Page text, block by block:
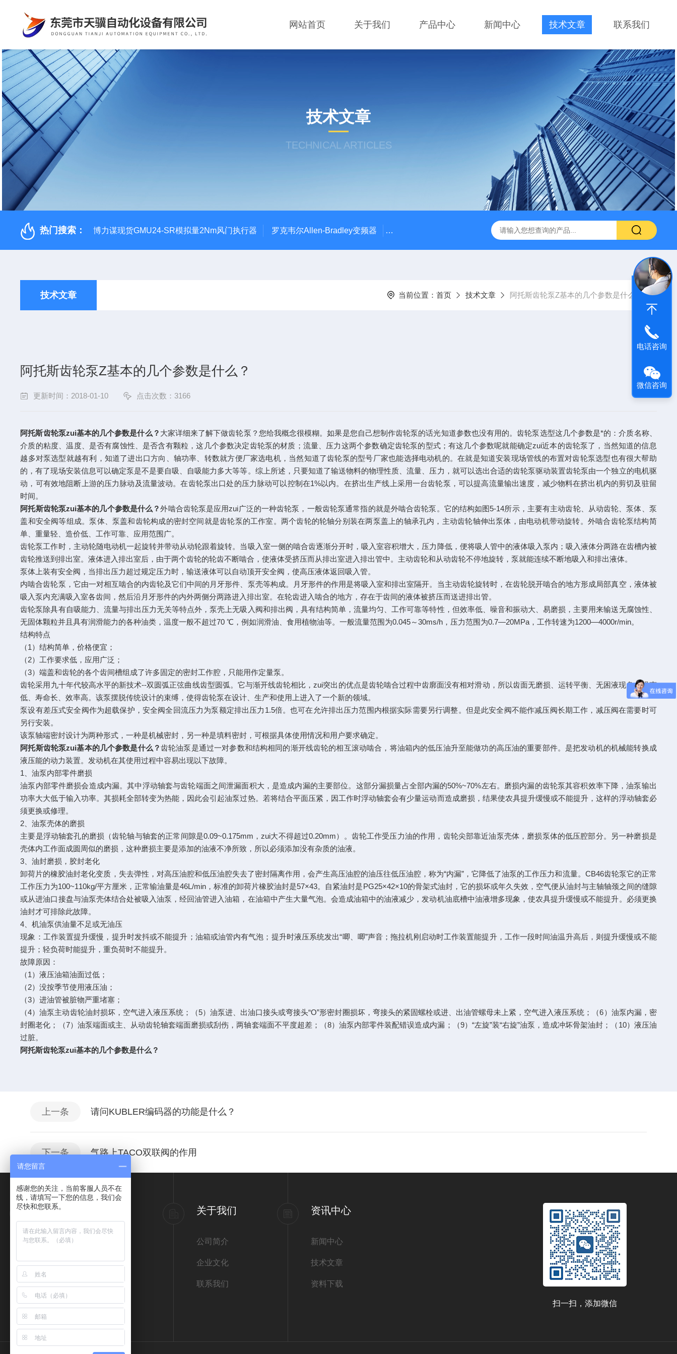
网站首页 关于我们 产品中心 新闻中心 技术文章 联系我们
技术文章
TECHNICAL ARTICLES
热门搜索： 博力谋现货GMU24-SR模拟量2Nm风门执行器 罗克韦尔Allen-Bradley变频器 德国Leybold真空计 SMC比例阀ITV2050-312L KNF气体隔膜泵
技术文章 当前位置： 首页 技术文章 阿托斯齿轮泵Z基本的几个参数是什么？
阿托斯齿轮泵Z基本的几个参数是什么？
更新时间：2018-01-10 点击次数：3166
阿托斯齿轮泵zui基本的几个参数是什么？ 大家详细来了解下做齿轮泵？您给我概念很模糊。如果是您自己想制作齿轮泵的话光知道参数也没有用的。齿轮泵选型这几个参数是*的：介质名称、
介质的粘度、温度、是否有腐蚀性、是否含有颗粒，这几个参数决定齿轮泵的材质；流量、压力这两个参数确定齿轮泵的型式；有这几个参数呢就能确定zui近本的齿轮泵了，当然知道的信息
越多对泵选型就越有利，知道了进出口方向、轴功率、转数就方便厂家选电机，当然知道了齿轮泵的型号厂家也能选择电动机的。在就是知道安装现场管线的布置对齿轮泵选型也有很大帮助
的，有了现场安装信息可以确定泵是不是要自吸、自吸能力多大等等。综上所述，只要知道了输送物料的物理性质、流量、压力，就可以选出合适的齿轮泵驱动装置齿轮泵由一个独立的电机驱
动，可有效地阻断上游的压力脉动及流量波动。在齿轮泵出口处的压力脉动可以控制在1%以内。在挤出生产线上采用一台齿轮泵，可以提高流量输出速度，减少物料在挤出机内的剪切及驻留
时间。
阿托斯齿轮泵zui基本的几个参数是什么？外啮合齿轮泵是应用zui广泛的一种齿轮泵，一般齿轮泵通常指的就是外啮合齿轮泵。它的结构如图5-14所示，主要有主动齿轮、从动齿轮、泵体、泵
盖和安全阀等组成。泵体、泵盖和齿轮构成的密封空间就是齿轮泵的工作室。两个齿轮的轮轴分别装在两泵盖上的轴承孔内，主动齿轮轴伸出泵体，由电动机带动旋转。外啮合齿轮泵结构简
单、重量轻、造价低、工作可靠、应用范围广。
齿轮泵工作时，主动轮随电动机一起旋转并带动从动轮跟着旋转。当吸入室一侧的啮合齿逐渐分开时，吸入室容积增大，压力降低，便将吸人管中的液体吸入泵内；吸入液体分两路在齿槽内被
齿轮推送到排出室。液体进入排出室后，由于两个齿轮的轮齿不断啮合，使液体受挤压而从排出室进入排出管中。主动齿轮和从动齿轮不停地旋转，泵就能连续不断地吸入和排出液体。
泵体上装有安全阀，当排出压力超过规定压力时，输送液体可以自动顶开安全阀，使高压液体返回吸入管。
内啮合齿轮泵，它由一对相互啮合的内齿轮及它们中间的月牙形件、泵壳等构成。月牙形件的作用是将吸入室和排出室隔开。当主动齿轮旋转时，在齿轮脱开啮合的地方形成局部真空，液体被
吸入泵内充满吸入室各齿间，然后沿月牙形件的内外两侧分两路进入排出室。在轮齿进入啮合的地方，存在于齿间的液体被挤压而送进排出管。
齿轮泵除具有自吸能力、流量与排出压力无关等特点外，泵壳上无吸入阀和排出阀，具有结构简单，流量均匀、工作可靠等特性，但效率低、噪音和振动大、易磨损，主要用来输送无腐蚀性、
无固体颗粒并且具有润滑能力的各种油类，温度一般不超过70 ℃，例如润滑油、食用植物油等。一般流量范围为0.045～30ms/h，压力范围为0.7—20MPa，工作转速为1200—4000r/min。
结构特点
（1）结构简单，价格便宜；
（2）工作要求低，应用广泛；
（3）端盖和齿轮的各个齿间槽组成了许多固定的密封工作腔，只能用作定量泵。
齿轮采用九十年代较高水平的新技术--双圆弧正弦曲线齿型圆弧。它与渐开线齿轮相比，zui突出的优点是齿轮啮合过程中齿廓面没有相对滑动，所以齿面无磨损、运转平衡、无困液现象，噪声
低、寿命长、效率高。该泵摆脱传统设计的束缚，使得齿轮泵在设计、生产和使用上进入了一个新的领域。
泵设有差压式安全阀作为超载保护，安全阀全回流压力为泵额定排出压力1.5倍。也可在允许排出压力范围内根据实际需要另行调整。但是此安全阀不能作减压阀长期工作，减压阀在需要时可
另行安装。
该泵轴端密封设计为两种形式，一种是机械密封，另一种是填料密封，可根据具体使用情况和用户要求确定。
阿托斯齿轮泵zui基本的几个参数是什么？齿轮油泵是通过一对参数和结构相同的渐开线齿轮的相互滚动啮合，将油箱内的低压油升至能做功的高压油的重要部件。是把发动机的机械能转换成
液压能的动力装置。发动机在其使用过程中容易出现以下故障。
1、油泵内部零件磨损
油泵内部零件磨损会造成内漏。其中浮动轴套与齿轮端面之间泄漏面积大，是造成内漏的主要部位。这部分漏损量占全部内漏的50%~70%左右。磨损内漏的齿轮泵其容积效率下降，油泵输出
功率大大低于输入功率。其损耗全部转变为热能，因此会引起油泵过热。若将结合平面压紧，因工作时浮动轴套会有少量运动而造成磨损，结果使农具提升缓慢或不能提升，这样的浮动轴套必
须更换或修理。
2、油泵壳体的磨损
主要是浮动轴套孔的磨损（齿轮轴与轴套的正常间隙是0.09~0.175mm，zui大不得超过0.20mm）。齿轮工作受压力油的作用，齿轮尖部靠近油泵壳体，磨损泵体的低压腔部分。另一种磨损是
壳体内工作面成圆周似的磨损，这种磨损主要是添加的油液不净所致，所以必须添加没有杂质的油液。
3、油封磨损，胶封老化
卸荷片的橡胶油封老化变质，失去弹性，对高压油腔和低压油腔失去了密封隔离作用，会产生高压油腔的油压往低压油腔，称为“内漏”，它降低了油泵的工作压力和流量。CB46齿轮泵它的正常
工作压力为100~110kg/平方厘米，正常输油量是46L/min，标准的卸荷片橡胶油封是57×43。自紧油封是PG25×42×10的骨架式油封，它的损坏或年久失效，空气便从油封与主轴轴颈之间的缝隙
或从进油口接盘与油泵壳体结合处被吸入油泵，经回油管进入油箱，在油箱中产生大量气泡。会造成油箱中的油液减少，发动机油底槽中油液增多现象，使农具提升缓慢或不能提升。必须更换
油封才可排除此故障。
4、机油泵供油量不足或无油压
现象：工作装置提升缓慢，提升时发抖或不能提升；油箱或油管内有气泡；提升时液压系统发出“唧、唧”声音；拖拉机刚启动时工作装置能提升，工作一段时间油温升高后，则提升缓慢或不能
提升；轻负荷时能提升，重负荷时不能提升。
故障原因：
（1）液压油箱油面过低；
（2）没按季节使用液压油；
（3）进油管被脏物严重堵塞；
（4）油泵主动齿轮油封损坏，空气进入液压系统；（5）油泵进、出油口接头或弯接头“O”形密封圈损坏，弯接头的紧固螺栓或进、出油管螺母未上紧，空气进入液压系统；（6）油泵内漏，密
封圈老化；（7）油泵端面或主、从动齿轮轴套端面磨损或刮伤，两轴套端面不平度超差；（8）油泵内部零件装配错误造成内漏；（9）“左旋”装“右旋”油泵，造成冲坏骨架油封；（10）液压油
过脏。
阿托斯齿轮泵zui基本的几个参数是什么？
上一条 请问KUBLER编码器的功能是什么？
下一条 气路上TACO双联阀的作用
产品导航
意大利ATOS阿托斯
德国REXROTH力士乐
德国宝德BURKERT
德国HYDAC贺德克
关于我们
公司简介
企业文化
联系我们
资讯中心
新闻中心
技术文章
资料下载
扫一扫，添加微信
电话咨询
微信咨询
请您留言
感谢您的关注，当前客服人员不在
线，请填写一下您的信息，我们会
尽快和您联系。